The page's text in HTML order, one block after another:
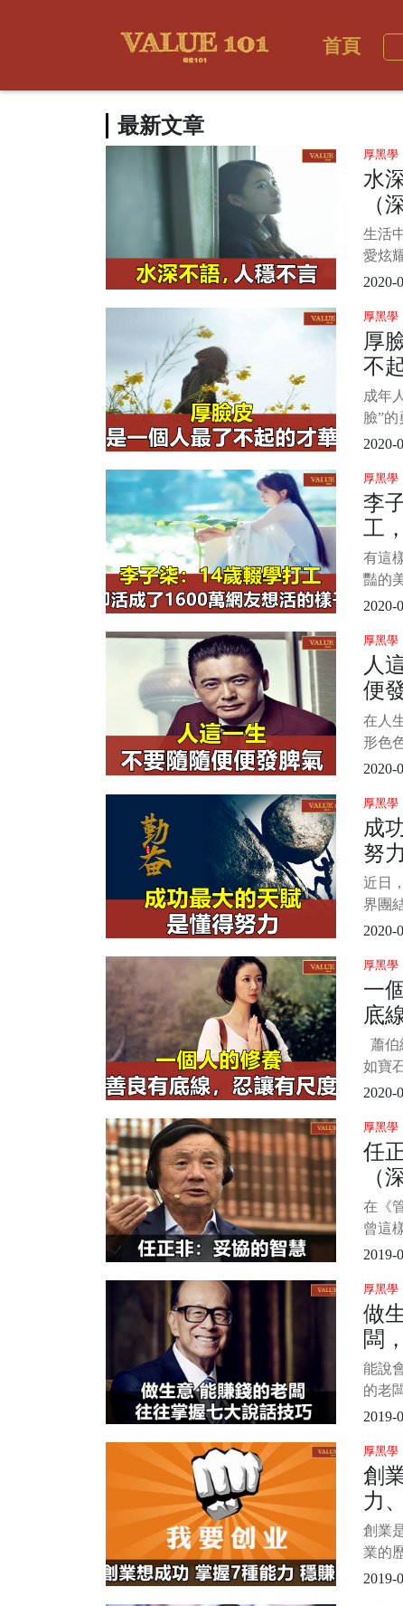
首頁
最新文章
厚黑學
水
（
生活
愛炫
道自
其實
不露
調謙
2020-
厚黑學
厚
不
成年
臉”
將“早
過就
所累
於天
2020-
厚黑學
李
工
友
有這
豔的
中女
山爬
最苦
裡的
卻又
2020-
厚黑學
人
便
在人
形色
後積
自己
說，
出來
們的
面情
竟每
2020-
厚黑學
成
努力
近日
界團
彈了
動比
網友
2020-
厚黑學
一
底
蕭伯
如寶
益增
人的
人做
待世
美、
2020-
厚黑學
任
（
在《
曾這
質是
自灰
與寬
所在
論是
基礎
理
2019-
厚黑學
做
闆
技
能說
的老
無論
事。
闆來
說，
掌握
能發
想搞
2019-
厚黑學
創
力
比
創業
業的
都是
2019-